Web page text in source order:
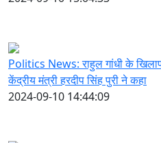
Politics News: राहुल गांधी के
केंद्रीय मंत्री हरदीप सिंह पुरी ने कहा
2024-09-10 14:44:09